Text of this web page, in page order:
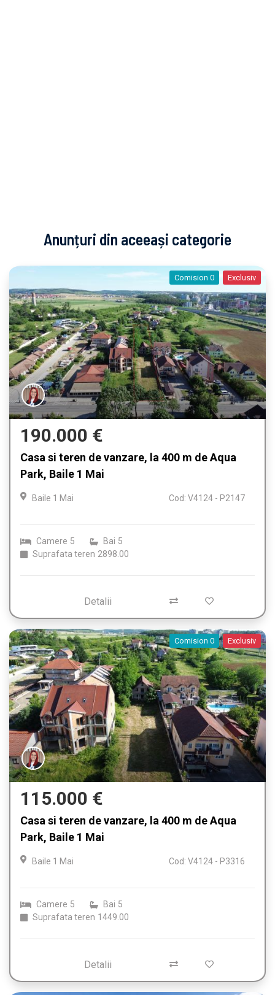
Anunțuri din aceeași categorie
Comision 0 Exclusiv
190.000 €
Casa si teren de vanzare, la 400 m de Aqua
Park, Baile 1 Mai
Baile 1 Mai Cod: V4124 - P2147
Camere 5 Bai 5
Suprafata teren 2898.00
Detalii
Comision 0 Exclusiv
115.000 €
Casa si teren de vanzare, la 400 m de Aqua
Park, Baile 1 Mai
Baile 1 Mai Cod: V4124 - P3316
Camere 5 Bai 5
Suprafata teren 1449.00
Detalii